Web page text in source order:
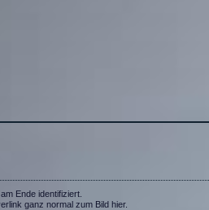
am Ende identifiziert.
ganz normal zum Bild hier.